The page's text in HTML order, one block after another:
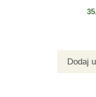
Dodaj